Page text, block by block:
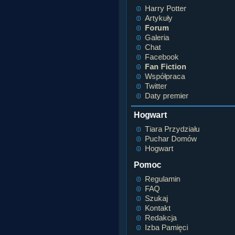
Harry Potter
Artykuły
Forum
Galeria
Chat
Facebook
Fan Fiction
Współpraca
Twitter
Daty premier
Hogwart
Tiara Przydziału
Puchar Domów
Hogwart
Pomoc
Regulamin
FAQ
Szukaj
Kontakt
Redakcja
Izba Pamięci